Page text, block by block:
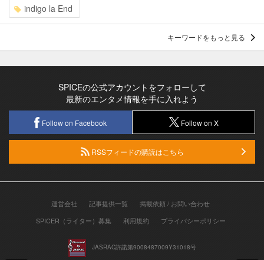
indigo la End
キーワードをもっと見る
SPICEの公式アカウントをフォローして
最新のエンタメ情報を手に入れよう
Follow on Facebook Follow on X
RSSフィードの購読はこちら
運営会社 記事提供一覧
掲載依頼 / お問い合わせ
SPICER（ライター）募集
利用規約 プライバシーポリシー
JASRAC許諾第9008487009Y31018号